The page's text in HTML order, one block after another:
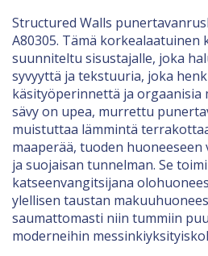
Structured Walls
A80305. Tämä
suunniteltu sisustajalle, joka
syvyyttä ja tekstuuria, joka
käsityöperinnettä ja orgaanisia
sävy on upea, murrettu
muistuttaa lämmintä
maaperää, tuoden
ja suojaisan tunnelman. Se
katseenvangitsijana
ylellisen taustan
saumattomasti niin tummiin
moderneihin